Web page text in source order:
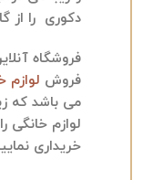
دکوری را از
فروشگاه
فروش لوازم
می باشد که
لوازم خانگی
خریداری